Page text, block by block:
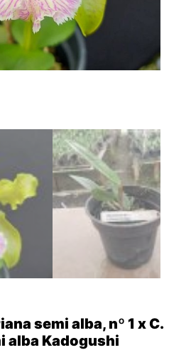
semi alba, nº 1 x C.
alba Kadogushi